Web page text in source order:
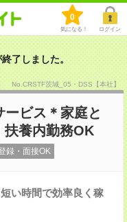
0
気になる！ ログイン
了しました。
No.CRSTF茨城_05・DSS【本社】
ービス＊家庭と
扶養内勤務OK
録・面接OK
い時間で効率良く稼